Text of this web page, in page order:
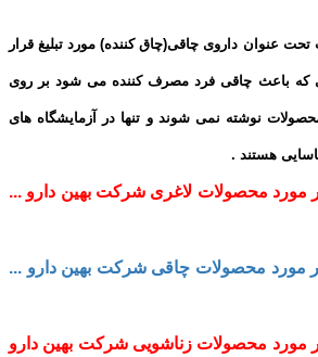
تحت عنوان داروی چاقی(چاق کننده) مورد تبلیغ قرار
که باعث چاقی فرد مصرف کننده می شود بر روی
نوشته نمی شوند و تنها در آزمایشگاه های
هستند .
مورد محصولات لاغری شرکت بهین دارو ...
مورد محصولات چاقی شرکت بهین دارو ...
مورد محصولات زناشویی شرکت بهین دارو